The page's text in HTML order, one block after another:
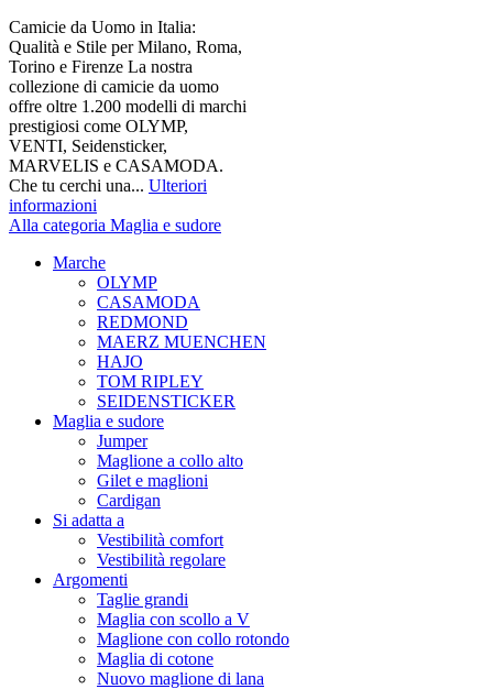
Camicie da Uomo in Italia:
Qualità e Stile per Milano, Roma,
Torino e Firenze La nostra
collezione di camicie da uomo
offre oltre 1.200 modelli di marchi
prestigiosi come OLYMP,
VENTI, Seidensticker,
MARVELIS e CASAMODA.
Che tu cerchi una... Ulteriori
informazioni
Alla categoria Maglia e sudore
Marche
OLYMP
CASAMODA
REDMOND
MAERZ MUENCHEN
HAJO
TOM RIPLEY
SEIDENSTICKER
Maglia e sudore
Jumper
Maglione a collo alto
Gilet e maglioni
Cardigan
Si adatta a
Vestibilità comfort
Vestibilità regolare
Argomenti
Taglie grandi
Maglia con scollo a V
Maglione con collo rotondo
Maglia di cotone
Nuovo maglione di lana